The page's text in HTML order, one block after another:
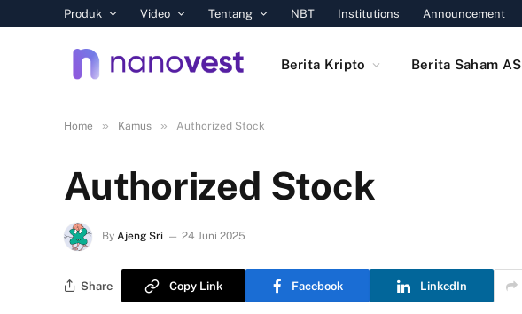
Produk Video Tentang NBT Institutions Announcement
Berita Kripto Berita Saham AS
Home » Kamus » Authorized Stock
Authorized Stock
By Ajeng Sri 24 Juni 2025
Share Copy Link Facebook LinkedIn